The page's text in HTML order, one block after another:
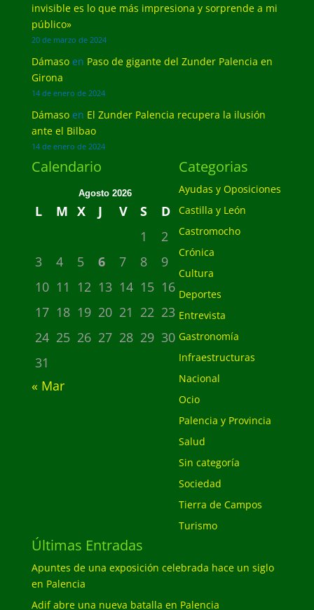
invisible es lo que más impresiona y sorprende a mi
público»
20 de marzo de 2024
Dámasoen Paso de gigante del Zunder Palencia en
Girona
14 de enero de 2024
Dámasoen El Zunder Palencia recupera la ilusión
ante el Bilbao
14 de enero de 2024
Calendario
Agosto 2026
L M X J V S
D
1
2
3
4 5 6 7 8
9
10 11 12 13 14 15 16
17 18 19 20 21 22 23
24 25 26 27 28 29 30
31
« Mar
Categorias
Ayudas y Oposiciones
Castilla y León
Castromocho
Crónica
Cultura
Deportes
Entrevista
Gastronomía
Infraestructuras
Nacional
Ocio
Palencia y Provincia
Salud
Sin categoría
Sociedad
Tierra de Campos
Turismo
Últimas Entradas
Apuntes de una exposición celebrada hace un siglo
en Palencia
Adif abre una nueva batalla en Palencia